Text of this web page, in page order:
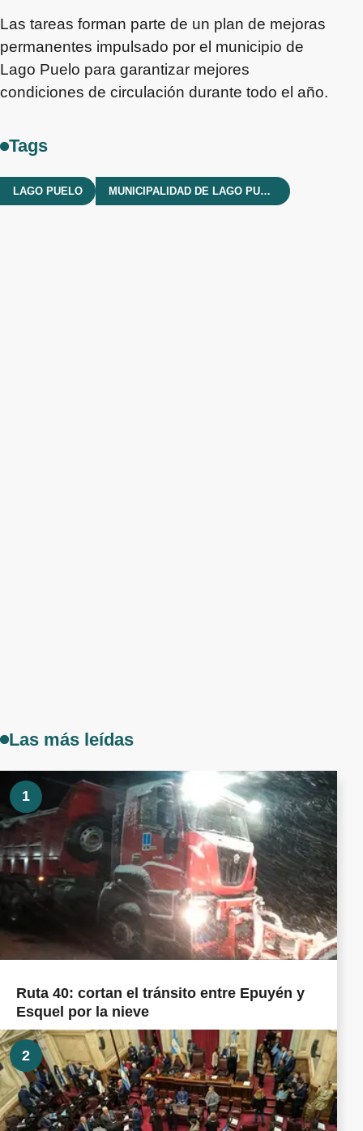
Las tareas forman parte de un plan de mejoras
permanentes impulsado por el municipio de
Lago Puelo para garantizar mejores
condiciones de circulación durante todo el año.
Tags
LAGO PUELO MUNICIPALIDAD DE LAGO PUELO
Las más leídas
1
Ruta 40: cortan el tránsito entre Epuyén y
Esquel por la nieve
2